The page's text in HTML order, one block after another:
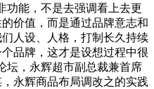
功能，不是去强调看上去更
价值，而是通过品牌意志和
人设、人格，打制长久持续
品牌，这才是设想过程中很
坛，永辉超市副总裁兼首席
永辉商品布局调改之的实践